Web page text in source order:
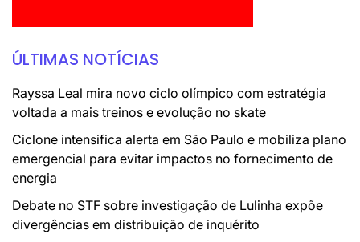
ÚLTIMAS NOTÍCIAS
Rayssa Leal mira novo ciclo olímpico com estratégia
voltada a mais treinos e evolução no skate
Ciclone intensifica alerta em São Paulo e mobiliza plano
emergencial para evitar impactos no fornecimento de
energia
Debate no STF sobre investigação de Lulinha expõe
divergências em distribuição de inquérito